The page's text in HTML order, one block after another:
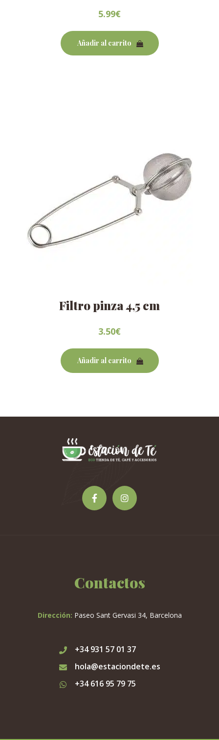
5.99€
Añadir al carrito
Filtro pinza 4,5 cm
3.50€
Añadir al carrito
Contactos
Dirección: Paseo Sant Gervasi 34, Barcelona
+34 931 57 01 37
hola@estaciondete.es
+34 616 95 79 75